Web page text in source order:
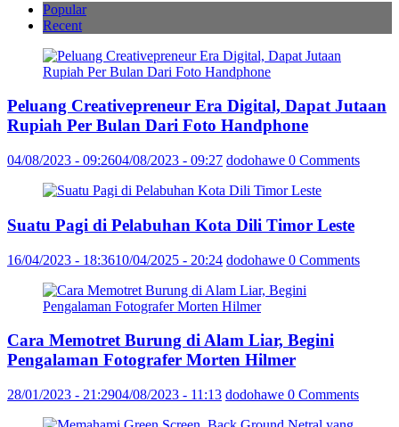
Popular
Recent
Peluang Creativepreneur Era Digital, Dapat Jutaan
Rupiah Per Bulan Dari Foto Handphone
04/08/2023 - 09:2604/08/2023 - 09:27 dodohawe 0 Comments
Suatu Pagi di Pelabuhan Kota Dili Timor Leste
16/04/2023 - 18:3610/04/2025 - 20:24 dodohawe 0 Comments
Cara Memotret Burung di Alam Liar, Begini
Pengalaman Fotografer Morten Hilmer
28/01/2023 - 21:2904/08/2023 - 11:13 dodohawe 0 Comments